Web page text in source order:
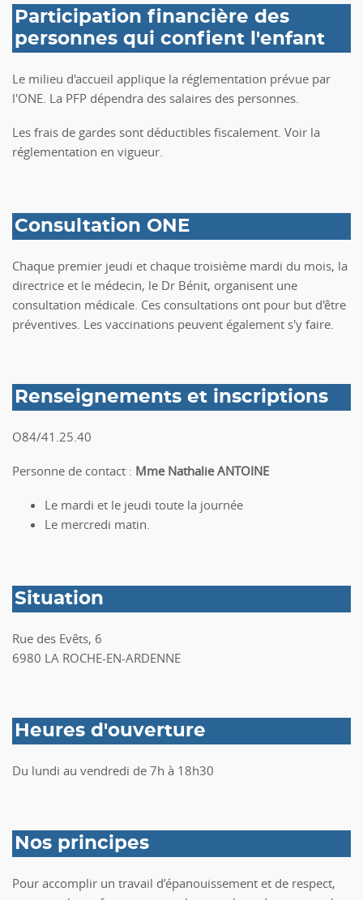
Participation financière des
personnes qui confient l'enfant
Le milieu d'accueil applique la réglementation prévue par
l'ONE. La PFP dépendra des salaires des personnes.
Les frais de gardes sont déductibles fiscalement. Voir la
réglementation en vigueur.
Consultation ONE
Chaque premier jeudi et chaque troisième mardi du mois, la
directrice et le médecin, le Dr Bénit, organisent une
consultation médicale. Ces consultations ont pour but d'être
préventives. Les vaccinations peuvent également s'y faire.
Renseignements et inscriptions
O84/41.25.40
Personne de contact : Mme Nathalie ANTOINE
Le mardi et le jeudi toute la journée
Le mercredi matin.
Situation
Rue des Evêts, 6
6980 LA ROCHE-EN-ARDENNE
Heures d'ouverture
Du lundi au vendredi de 7h à 18h30
Nos principes
Pour accomplir un travail d’épanouissement et de respect,